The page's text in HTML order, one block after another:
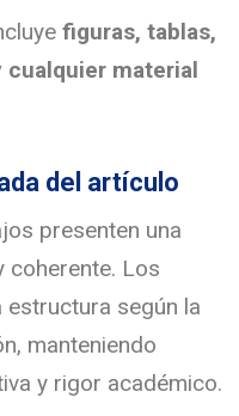
figuras, tablas,
material
del artículo
presenten una
coherente. Los
según la
manteniendo
y rigor académico.